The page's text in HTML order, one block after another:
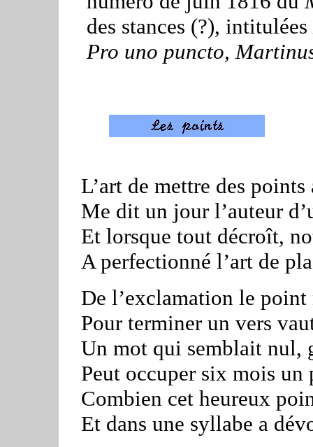
des stances (?), intitulées
Pro uno puncto,
L’art de mettre des
Me dit un jour l’auteur
Et lorsque tout décroît,
A perfectionné l’art de
De l’exclamation le
Pour terminer un vers
Un mot qui semblait nul,
Peut occuper six mois un
Combien cet heureux
Et dans une syllabe a